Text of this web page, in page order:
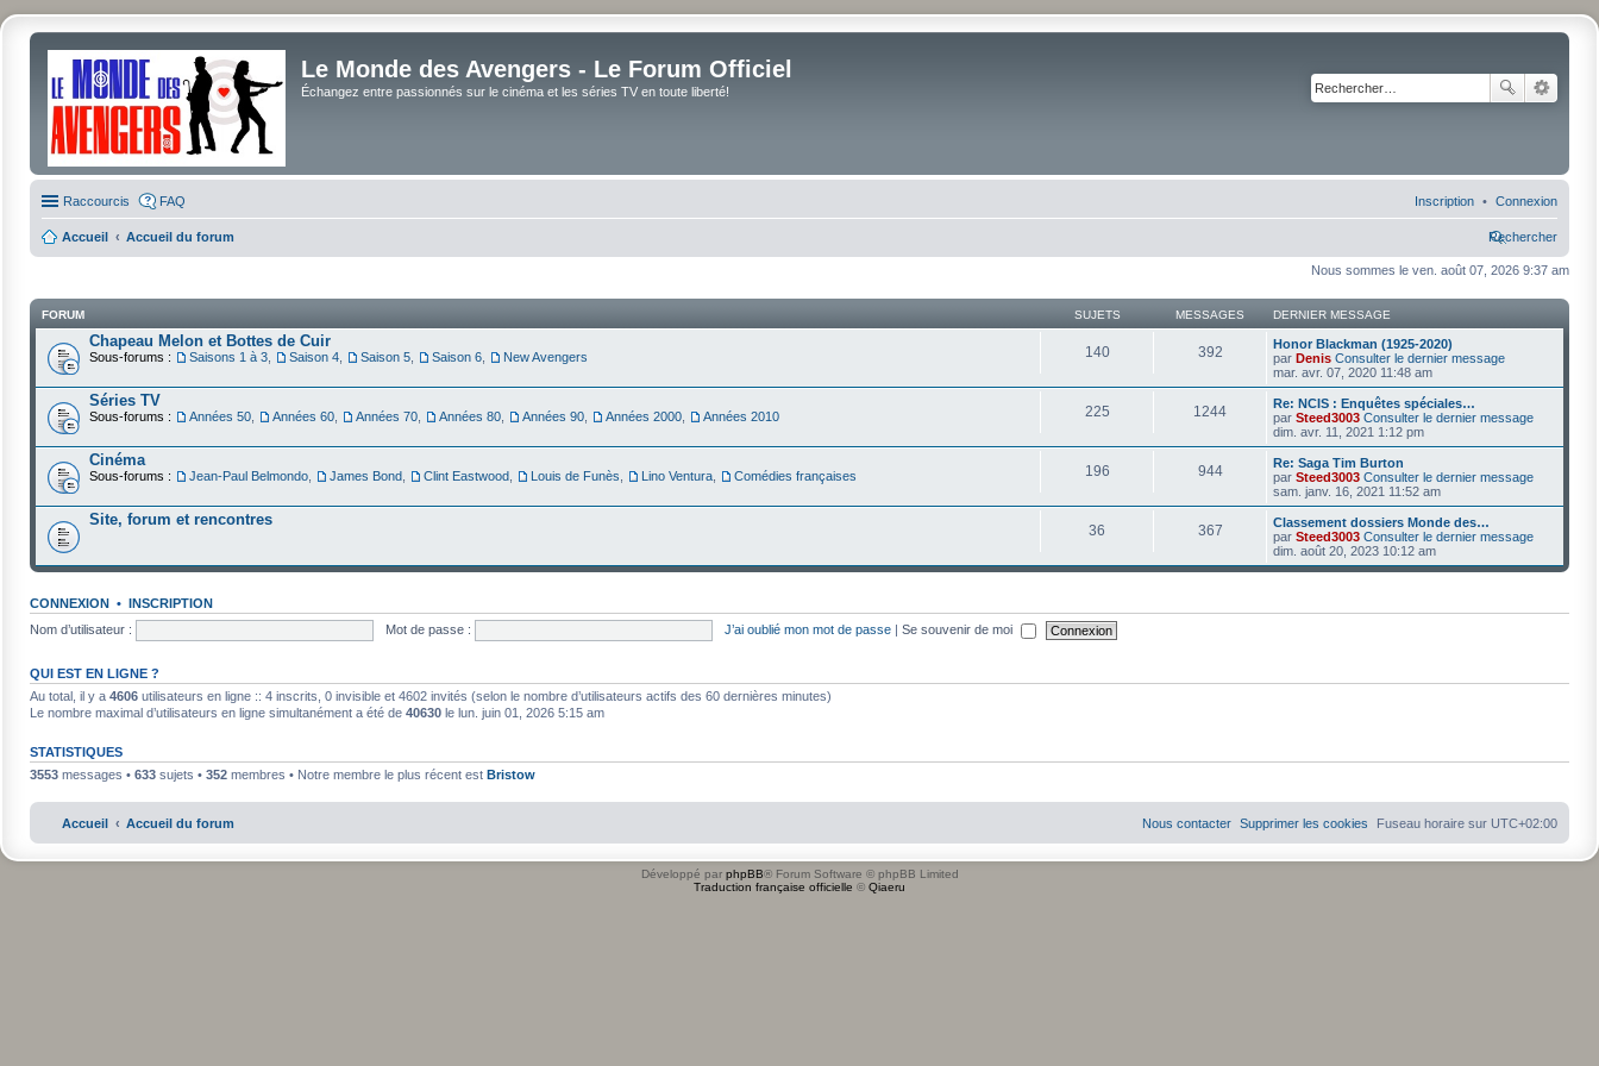
Le Monde des Avengers - Le Forum Officiel
Échangez entre passionnés sur le cinéma et les séries TV en toute liberté!
Raccourcis FAQ Connexion
Inscription
Accueil Accueil du forum Rechercher
Nous sommes le ven. août 07, 2026 9:37 am
FORUM SUJETS MESSAGES DERNIER MESSAGE
Chapeau Melon et Bottes de Cuir
Sous-forums : Saisons 1 à 3 Saison 4 Saison 5 Saison 6 New Avengers 140 392
Honor Blackman (1925-2020)
par Denis Consulter le dernier message
mar. avr. 07, 2020 11:48 am
Séries TV
Sous-forums : Années 50 Années 60 Années 70 Années 80 Années 90 Années 2000 Années 2010 225 1244
Re: NCIS : Enquêtes spéciales…
par Steed3003 Consulter le dernier message
dim. avr. 11, 2021 1:12 pm
Cinéma
Sous-forums : Jean-Paul Belmondo James Bond Clint Eastwood Louis de Funès Lino Ventura Comédies françaises 196 944
Re: Saga Tim Burton
par Steed3003 Consulter le dernier message
sam. janv. 16, 2021 11:52 am
Site, forum et rencontres
36 367
Classement dossiers Monde des…
par Steed3003 Consulter le dernier message
dim. août 20, 2023 10:12 am
CONNEXION • INSCRIPTION
Nom d’utilisateur :
Mot de passe : J’ai oublié mon mot de passe | Se souvenir de moi
QUI EST EN LIGNE ?
Au total, il y a 4606 utilisateurs en ligne :: 4 inscrits, 0 invisible et 4602 invités (selon le nombre d’utilisateurs actifs des 60 dernières minutes)
Le nombre maximal d’utilisateurs en ligne simultanément a été de 40630 le lun. juin 01, 2026 5:15 am
STATISTIQUES
3553 messages • 633 sujets • 352 membres • Notre membre le plus récent est Bristow
Accueil Accueil du forum Fuseau horaire sur UTC+02:00
Supprimer les cookies
Nous contacter
Développé par phpBB® Forum Software © phpBB Limited
Traduction française officielle © Qiaeru